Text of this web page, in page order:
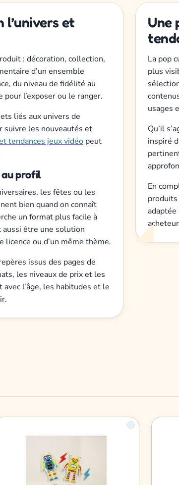
l’univers et
: décoration, collection,
d’un ensemble
du niveau de fidélité au
l’exposer ou le ranger.
liés aux univers de
suivre les nouveautés et
tendances jeux vidéo peut
au profil
les fêtes ou les
bien quand on connaît
un format plus facile à
aussi être une solution
licence ou d’un même thème.
issus des pages de
les niveaux de prix et les
l’âge, les habitudes et le
Une
La pop
plus
usages
Qu’il
inspiré
En